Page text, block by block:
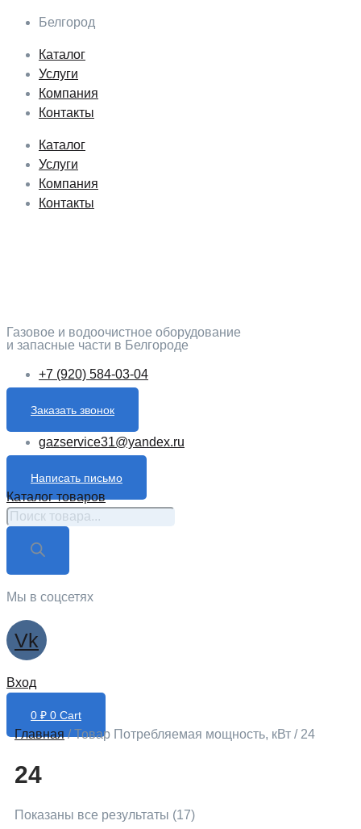
Перейти
содержимому
Белгород
Каталог
Услуги
Компания
Контакты
Каталог
Услуги
Компания
Контакты
Газовое и водоочистное оборудование
и запасные части в Белгороде
+7 (920) 584-03-04
Заказать звонок
gazservice31@yandex.ru
Написать письмо
Каталог товаров
Поиск
Мы в соцсетях
Vk
Вход
0 ₽ 0 Cart
Главная/ Товар Потребляемая мощность, кВт / 24
24
Показаны все результаты (17)